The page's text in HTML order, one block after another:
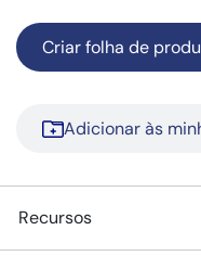
Criar folha de
Adicionar às
Recursos